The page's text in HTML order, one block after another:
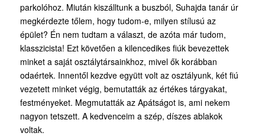
parkolóhoz. Miután kiszálltunk a buszból, Suhajda tanár úr
megkérdezte tőlem, hogy tudom-e, milyen stílusú az
épület? Én nem tudtam a választ, de azóta már tudom,
klasszicista! Ezt követően a kilencedikes fiúk bevezettek
minket a saját osztálytársainkhoz, mivel ők korábban
odaértek. Innentől kezdve együtt volt az osztályunk, két fiú
vezetett minket végig, bemutatták az értékes tárgyakat,
festményeket. Megmutatták az Apátságot is, ami nekem
nagyon tetszett. A kedvenceim a szép, díszes ablakok
voltak.